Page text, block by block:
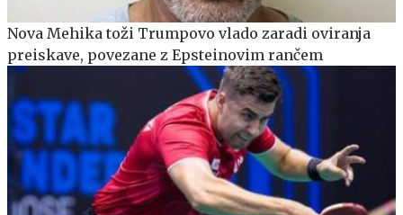
Nova Mehika toži Trumpovo vlado zaradi oviranja
preiskave, povezane z Epsteinovim rančem